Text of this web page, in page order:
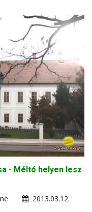
- Méltó helyen lesz
2013.03.12.